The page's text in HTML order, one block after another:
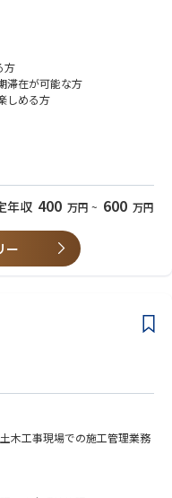
ネスのさらなる拡大・成長を
ド開発から、社内の多様なオ
開発までをお任せします。
とが可能です。
ドネシアの現地Bizメンバー
落とし込みの実施。該当案件
で)
な課題解決へのチャレンジ
AIなどを活用した非連続な課
/ gRPC / Next.js / NestJS / Pri
Engine / Firebase / Ex
/ Github / Hubspot / Respon
ポジションです。マーケテ
機能を横断し、属人的でな
。チームの成功体験をつくる
ージャー／海外事業の統括責
。意志と実行力のある方に
ます。
・最適化
」と「実行」の両面からリー
行
うか」を定義し、品質・コ
、再発防止プロセスの設計
トナーの選定・マネジメント
およびメカニック組織の構築
り
実行していくメカニック組
れ管理と需要予測を伴う在
整備・メンテナンスの施設や
方
滞在が可能な方
しめる方
務経験
て業務改善経験
があること（現時点での高い
年収 400 万円 ~ 600 万円
ー
木工事現場での施工管理業務